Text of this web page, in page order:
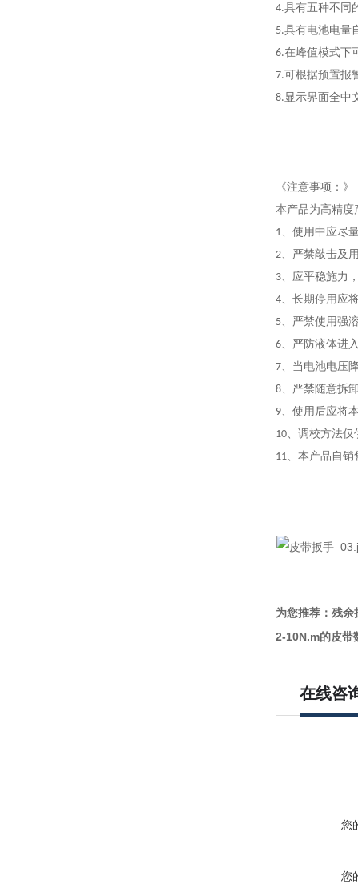
4.具有五种不同
5.具有电池电量
6.在峰值模式下
7. 可根据预置报
8.显示界面全中
《注意事项 ：》
本产品为高精度
1、使用中应尽
2、严禁敲击及
3、应平稳施力
4、长期停用应
5、严禁使用强
6、严防液体进
7、当电池电压
8、严禁随意拆
9、使用后应将
10、调校方法
11、本产品自
为您推荐：残
2-10N.m的皮带
在线咨
您
您